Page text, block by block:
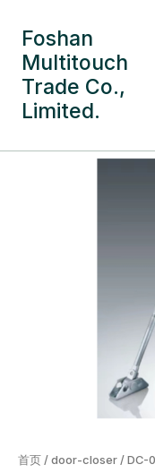
Foshan
Multitouch
Trade Co.,
Limited.
首页 / door-closer / DC-